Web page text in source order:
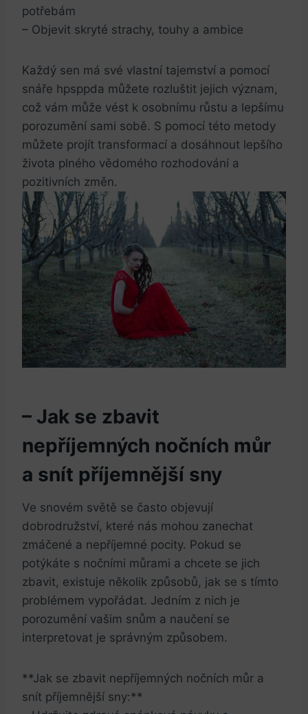
potřebám
– Objevit skryté strachy, touhy a ambice
Každý sen má své vlastní tajemství a pomocí
snáře hpsppda můžete rozluštit jejich význam,
což vám může vést k osobnímu růstu a lepšímu
porozumění sami sobě. S pomocí této metody
můžete projít transformací a dosáhnout lepšího
života plného vědomého rozhodování a
pozitivních změn.
– Jak se zbavit
nepříjemných nočních můr
a snít příjemnější sny
Ve snovém světě se často objevují
dobrodružství, které nás mohou zanechat
zmáčené a nepříjemné pocity. Pokud se
potýkáte s nočními můrami a chcete se jich
zbavit, existuje několik způsobů, jak se s tímto
problémem vypořádat. Jedním z nich je
porozumění vašim snům a naučení se
interpretovat je správným způsobem.
**Jak se zbavit nepříjemných nočních můr a
snít příjemnější sny:**